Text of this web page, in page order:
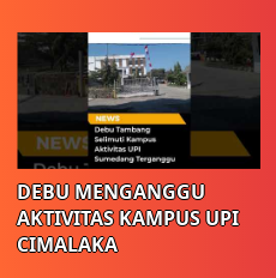
DEBU MENGANGGU
AKTIVITAS KAMPUS UPI
CIMALAKA